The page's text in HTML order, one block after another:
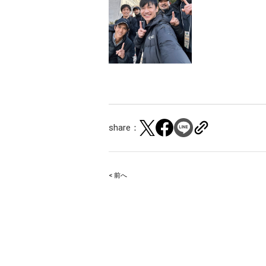
share：
Post
< 前へ